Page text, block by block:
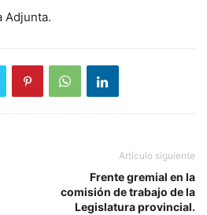
Adjunta.
Artículo siguiente
Frente gremial en la
comisión de trabajo de la
Legislatura provincial.